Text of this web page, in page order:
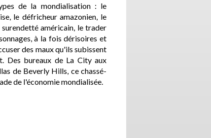
de la mondialisation : le
le défricheur amazonien, le
américain, le trader
à la fois dérisoires et
des maux qu'ils subissent
Des bureaux de La City aux
de Beverly Hills, ce chassé-
de l'économie mondialisée.